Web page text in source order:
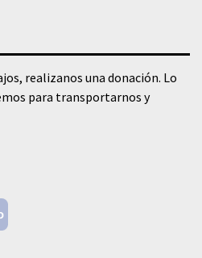
realizanos una donación. Lo
para transportarnos y